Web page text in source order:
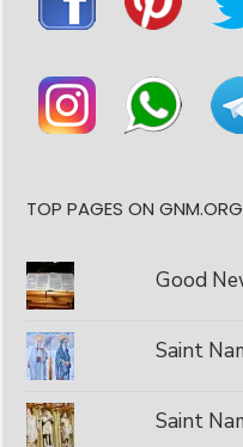
TOP PAGES ON GNM.ORG
Good
Saint
Saint